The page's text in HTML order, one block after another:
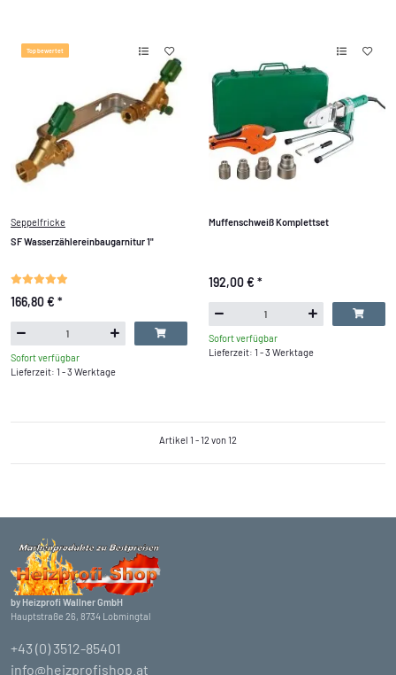
Top bewertet
Seppelfricke
SF Wasserzählereinbaugarnitur 1"
166,80 € *
Sofort verfügbar
Lieferzeit: 1 - 3 Werktage
Muffenschweiß Komplettset
192,00 € *
Sofort verfügbar
Lieferzeit: 1 - 3 Werktage
Artikel 1 - 12 von 12
by Heizprofi Wallner GmbH
Hauptstraße 26, 8734 Lobmingtal
+43 (0) 3512-85401
info@heizprofishop.at